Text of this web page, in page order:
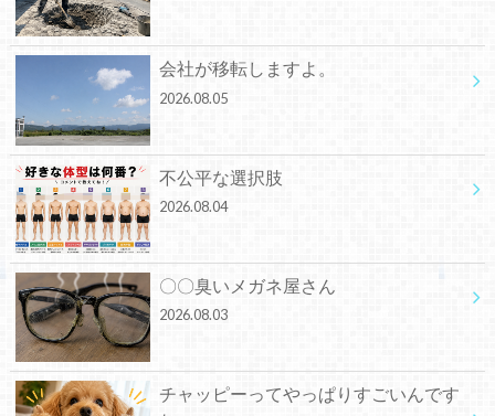
会社が移転しますよ。
2026.08.05
不公平な選択肢
2026.08.04
〇〇臭いメガネ屋さん
2026.08.03
チャッピーってやっぱりすごいんです